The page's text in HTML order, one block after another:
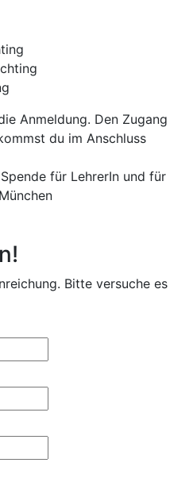
Anmeldung. Den Zugang
du im Anschluss
für LehrerIn und für
Bitte versuche es